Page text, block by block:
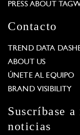
PRESS ABOUT
Contacto
TREND DATA
ABOUT US
ÚNETE AL EQUIPO
BRAND VISIBILITY
Suscríbase
noticias